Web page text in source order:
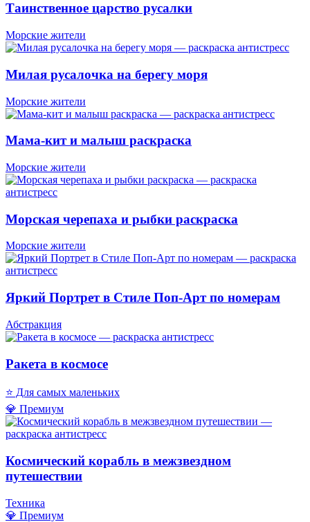
Таинственное царство русалки
Морские жители
Милая русалочка на берегу моря
Морские жители
Мама-кит и малыш раскраска
Морские жители
Морская черепаха и рыбки раскраска
Морские жители
Яркий Портрет в Стиле Поп-Арт по номерам
Абстракция
Ракета в космосе
⭐ Для самых маленьких
💎 Премиум
Космический корабль в межзвездном
путешествии
Техника
💎 Премиум